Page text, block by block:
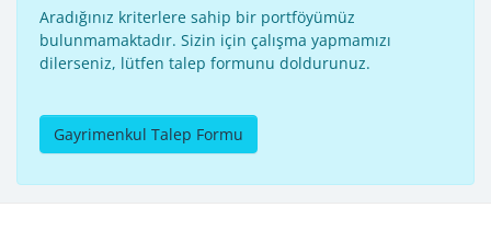
Aradığınız kriterlere sahip bir portföyümüz
bulunmamaktadır. Sizin için çalışma yapmamızı
dilerseniz, lütfen talep formunu doldurunuz.
Gayrimenkul Talep Formu